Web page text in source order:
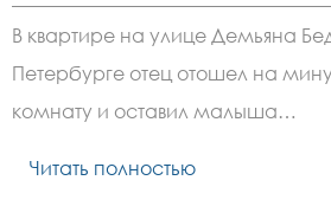
В квартире на улице Демьяна
Петербурге отец отошел на
комнату и оставил малыша…
Читать полностью